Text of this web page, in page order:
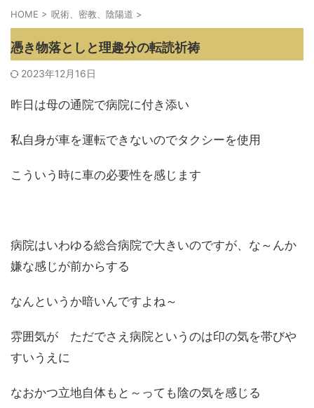
HOME > 呪術、密教、陰陽道 >
憑き物落としと理趣分の転読祈祷
2023年12月16日
昨日は母の通院で病院に付き添い
私自身が車を運転できないのでタクシーを使用
こういう時に車の必要性を感じます
病院はいわゆる総合病院で大きいのですが、な～んか
嫌な感じが前からする
なんというか暗いんですよね～
雰囲気が ただでさえ病院というのは印の気を帯びや
すいうえに
なおかつ立地自体もと～っても陰の気を感じる